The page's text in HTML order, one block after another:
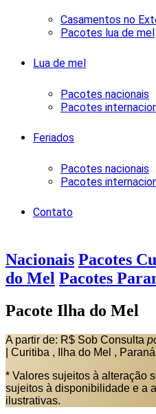
Casamentos no
Pacotes lua de mel
Lua de mel
Pacotes nacionais
Pacotes
Feriados
Pacotes nacionais
Pacotes
Contato
Nacionais Pacotes
do Mel Pacotes
Pacote Ilha do Mel
A partir de: R$ Sob Consulta
Curitiba , Ilha do Mel , Paraná
* Valores sujeitos à alteração
sujeitos à disponibilidade e a
ilustrativas.